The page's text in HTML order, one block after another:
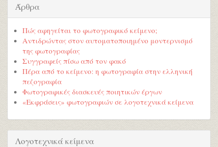
Άρθρα
Πώς αφηγείται το φωτογραφικό κείμενο;
Αντιδρώντας στον αυτοματοποιημένο μοντερνισμό
της φωτογραφίας
Συγγραφείς πίσω από τον φακό
Πέρα από το κείμενο: η φωτογραφία στην ελληνική
πεζογραφία
Φωτογραφικές διασκευές ποιητικών έργων
«Εκφράσεις» φωτογραφιών σε λογοτεχνικά κείμενα
Λογοτεχνικά κείμενα